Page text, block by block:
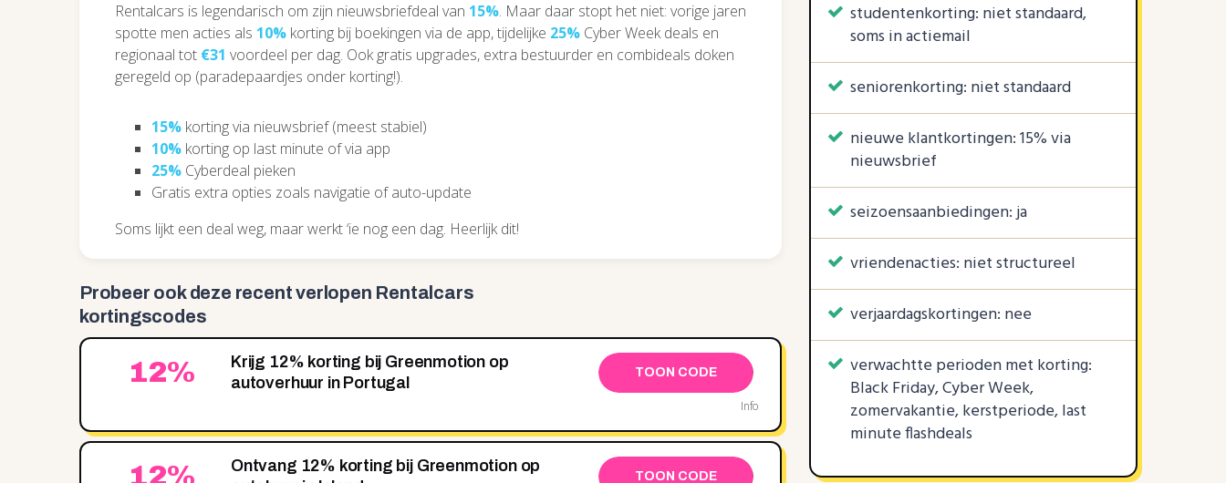
Rentalcars is legendarisch om zijn nieuwsbriefdeal van 15%. Maar daar stopt het niet: vorige jaren
spotte men acties als 10% korting bij boekingen via de app, tijdelijke 25% Cyber Week deals en
regionaal tot €31 voordeel per dag. Ook gratis upgrades, extra bestuurder en combideals doken
geregeld op (paradepaardjes onder korting!).
15% korting via nieuwsbrief (meest stabiel)
10% korting op last minute of via app
25% Cyberdeal pieken
Gratis extra opties zoals navigatie of auto-update
Soms lijkt een deal weg, maar werkt ‘ie nog een dag. Heerlijk dit!
Probeer ook deze recentverlopen Rentalcars
kortingscodes
12%
Krijg 12% korting bij Greenmotion op
autoverhuur in Portugal
TOON CODE
Info
12%
Ontvang 12% korting bij Greenmotion op
TOON CODE
studentenkorting: niet standaard,
soms in actiemail
seniorenkorting: niet standaard
nieuwe klantkortingen: 15% via
nieuwsbrief
seizoensaanbiedingen: ja
vriendenacties: niet structureel
verjaardagskortingen: nee
verwachtte perioden met korting:
Black Friday, Cyber Week,
zomervakantie, kerstperiode, last
minute flashdeals